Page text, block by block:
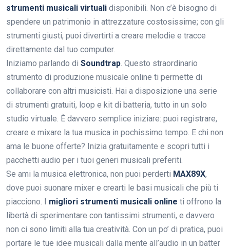
strumenti musicali virtuali disponibili. Non c’è bisogno di
spendere un patrimonio in attrezzature costosissime; con gli
strumenti giusti, puoi divertirti a creare melodie e tracce
direttamente dal tuo computer.
Iniziamo parlando di Soundtrap. Questo straordinario
strumento di produzione musicale online ti permette di
collaborare con altri musicisti. Hai a disposizione una serie
di strumenti gratuiti, loop e kit di batteria, tutto in un solo
studio virtuale. È davvero semplice iniziare: puoi registrare,
creare e mixare la tua musica in pochissimo tempo. E chi non
ama le buone offerte? Inizia gratuitamente e scopri tutti i
pacchetti audio per i tuoi generi musicali preferiti.
Se ami la musica elettronica, non puoi perderti MAX89X,
dove puoi suonare mixer e crearti le basi musicali che più ti
piacciono. I migliori strumenti musicali online ti offrono la
libertà di sperimentare con tantissimi strumenti, e davvero
non ci sono limiti alla tua creatività. Con un po’ di pratica, puoi
portare le tue idee musicali dalla mente all’audio in un batter